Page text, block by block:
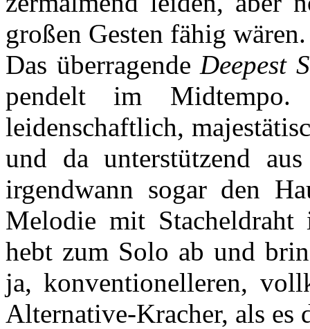
großen Gesten fähig wären.
Das überragendeDeepest
pendelt im
leidenschaftlich,
und da unterstützend
irgendwann sogar den
Melodie mit
hebt zum Solo ab und
ja, konventionelleren,
Alternative-Kracher, als es